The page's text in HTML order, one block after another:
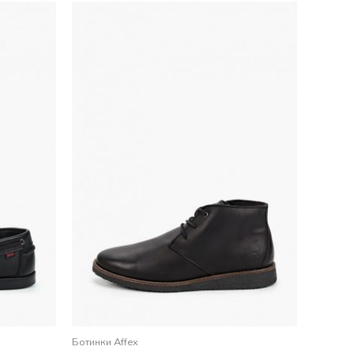
Ботинки Affex